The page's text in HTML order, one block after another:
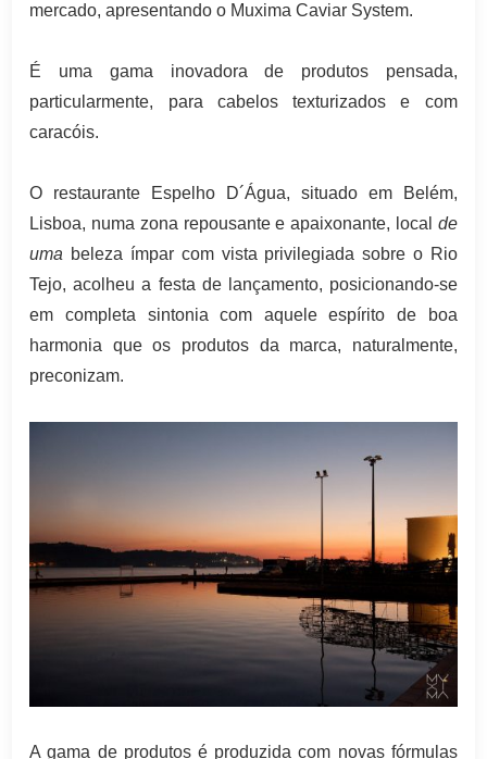
mercado, apresentando o Muxima Caviar System.
É uma gama inovadora de produtos pensada,
particularmente, para cabelos texturizados e com
caracóis.
O restaurante Espelho D´Água, situado em Belém,
Lisboa, numa zona repousante e apaixonante, local de
uma beleza ímpar com vista privilegiada sobre o Rio
Tejo, acolheu a festa de lançamento, posicionando-se
em completa sintonia com aquele espírito de boa
harmonia que os produtos da marca, naturalmente,
preconizam.
A gama de produtos é produzida com novas fórmulas